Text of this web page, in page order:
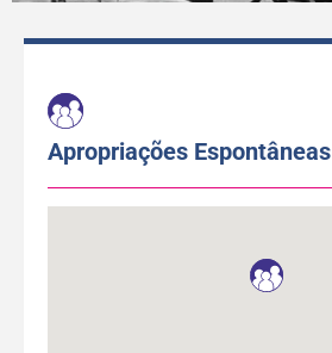
Apropriações Espontâneas